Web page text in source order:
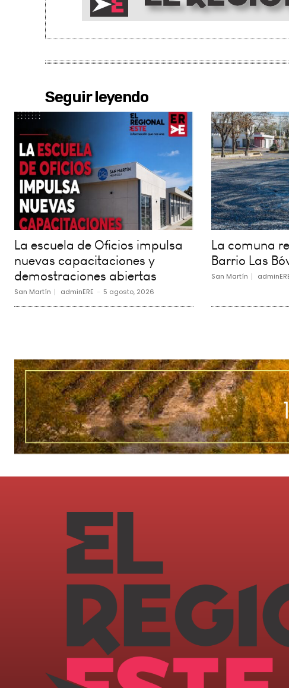
Seguir leyendo
La escuela de Oficios impulsa
nuevas capacitaciones y
demostraciones abiertas
San Martín adminERE - 5 agosto, 2026
La comuna
Barrio Las
San Martín